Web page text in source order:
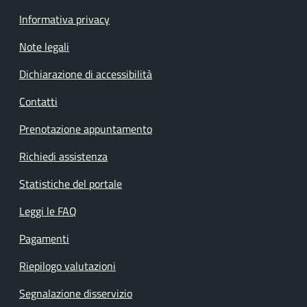
Informativa privacy
Note legali
Dichiarazione di accessibilità
Contatti
Prenotazione appuntamento
Richiedi assistenza
Statistiche del portale
Leggi le FAQ
Pagamenti
Riepilogo valutazioni
Segnalazione disservizio